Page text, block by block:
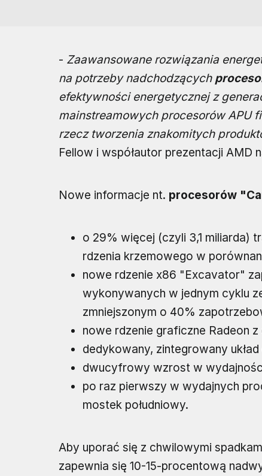
- Zaawansowane rozwiązania
na potrzeby nadchodzących
efektywności energetycznej z
mainstreamowych procesorów APU
rzecz tworzenia znakomitych
Fellow i współautor prezentacji AMD
Nowe informacje nt. procesorów
o 29% więcej (czyli 3,1 miliarda)
rdzenia krzemowego w
nowe rdzenie x86 "Excavator"
wykonywanych w jednym cyklu
zmniejszonym o 40%
nowe rdzenie graficzne Radeon
dedykowany, zintegrowany
dwucyfrowy wzrost w
po raz pierwszy w wydajnych
mostek południowy.
Aby uporać się z chwilowymi
zapewnia się 10-15-procentową